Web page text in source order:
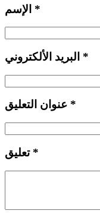
*
*
*
تعليق *